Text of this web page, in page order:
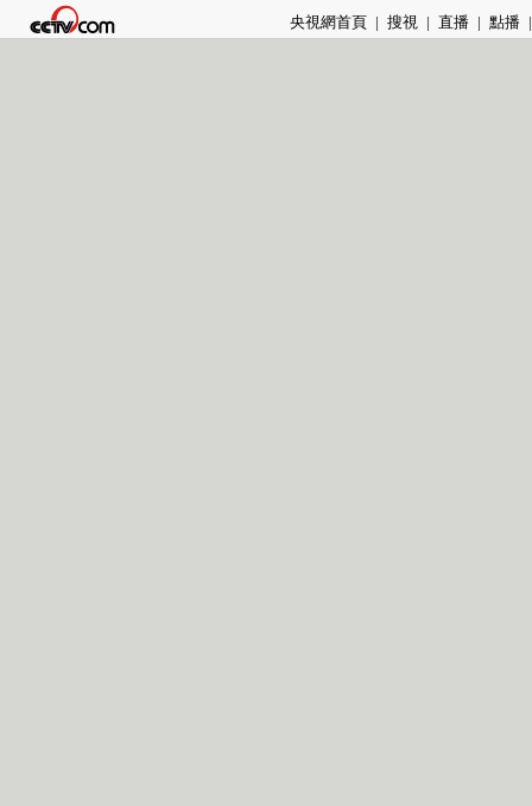
央視網首頁 | 搜視 | 直播 | 點播 |